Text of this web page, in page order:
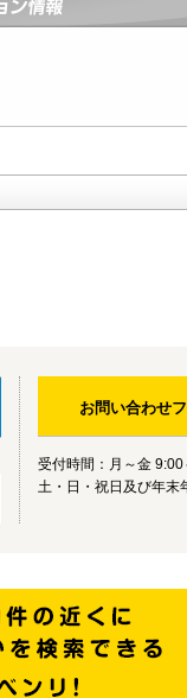
お問い合わせ
受付時間：月～金
土・日・祝日及び年末